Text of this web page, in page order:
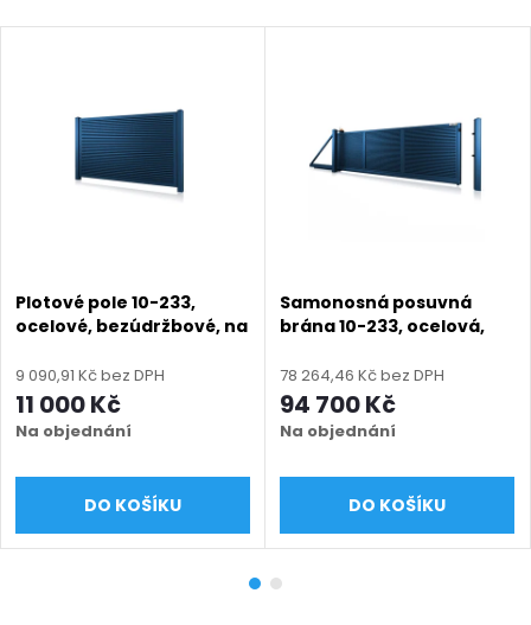
Plotové pole 10-233,
ocelové, bezúdržbové, na
mm, výška 500–1900 mm)
mm), modrá RAL 5010
matná
9 090,91 Kč bez DPH
11 000 Kč
Na objednání
DO KOŠÍKU
Samonosná posuvná
brána 10-233, ocelová,
(šířka 2400 - 6000 mm,
výška 1000 - 1900 mm),
modrá 5010 matná
78 264,46 Kč bez DPH
94 700 Kč
Na objednání
DO KOŠÍKU